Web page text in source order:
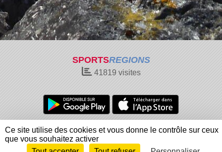
SPORTSREGIONS
41819 visites
Charte cookies
Gestion des cookies
Informations légales
Signaler un contenu inapproprié
Ce site utilise des cookies et vous donne le contrôle sur ceux
que vous souhaitez activer